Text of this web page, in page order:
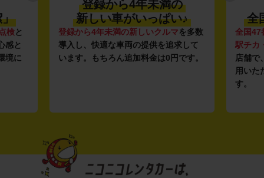
」
検と
感と
境に
登録から4年未満の
新しい車がいっぱい♪
登録から4年未満の新しいクルマを多数
導入し、快適な車両の提供を追求して
います。もちろん追加料金は0円です。
全
全国47
駅チカ
店舗で
用いた
す。